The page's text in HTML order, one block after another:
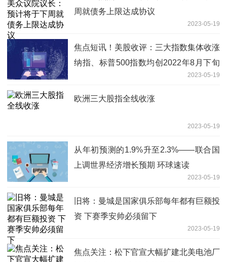
周就债务上限达成协议
2023-05-19
焦点短讯！美股收评：三大指数集体收涨
纳指、标普500指数均创2022年8月下旬
2023-05-19
欧洲三大股指全线收涨
2023-05-19
从年初预测的1.9%升至2.3%——联合国
上调世界经济增长预期 环球速读
2023-05-19
旧将：曼城是国家俱乐部每年都有巨额投
资 下赛季安帅必须留下
2023-05-19
焦点关注：松下官宣大幅扩建北美电池厂